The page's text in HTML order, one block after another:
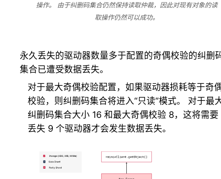
操作。 由于纠删码集合仍然保持读取仲裁，因此对现有对象的读
取操作仍然可以成功。
永久丢失的驱动器数量多于配置的奇偶校验的纠删
集合已遭受数据丢失。
对于最大奇偶校验配置，如果驱动器损耗等于奇
校验，则纠删码集合将进入“只读”模式。 对于最
纠删码集合大小 16 和最大奇偶校验 8，这将需要
丢失 9 个驱动器才会发生数据丢失。